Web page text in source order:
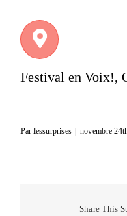
Festival en Voix!,
Par lessurprises | novembre
Share This